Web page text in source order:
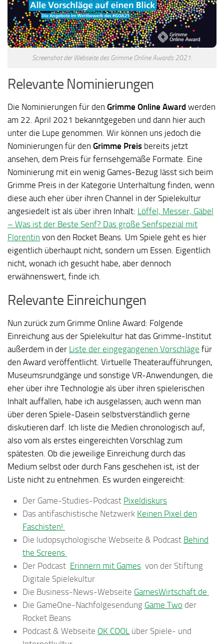
Screenshot der Webseite des Grimme Online Awards 2021.
Relevante Nominierungen
Die Nominierungen für den Grimme Online Award werden
am 22. April 2021 bekanntgegeben und dann hier auch
unter die Lupe genommen. Wir können uns jedoch die
Nominierungen für den Grimme Preis bereits jetzt
ansehen, dem Preis für fernsehgemäße Formate. Eine
Nominierung mit ein wenig Games-Bezug lässt sich beim
Grimme Preis in der Kategorie Unterhaltung finden, wenn
diese auch eher über ihren Channel in der Spielekultur
angesiedelt ist als über ihren Inhalt: Löffel, Messer, Gäbel
– Was ist der Beste Senf? Das große Senfspezial mit
Florentin von den Rocket Beans. Um Spiele geht es hier
eigentlich überhaupt nicht, sondern um Essen. Eigentlich
nicht, wonach ich gesucht habe, aber dennoch
erwähnenswert, finde ich.
Relevante Einreichungen
Nun zurück zum Grimme Online Award: Folgende
Einreichung aus der Spielekultur hat das Grimme-Institut
außerdem in der Liste der eingegangenen Vorschläge für
den Award veröffentlicht. Virtuelle Theateraufführungen,
Museumsrundgänge und sonstige VR-Anwendungen, die
eher über ihre Technologie als über ihren spielerischen
Inhalt auffallen, habe ich ausgelassen; auch wenn man
über deren Spiele-Dasein selbstverständlich gerne
diskutieren darf. Ich liste die Medien chronologisch auf,
also vom als erstes eingereichten Vorschlag zum
spätesten. Ob die jeweilige Einreichung durch das
Medium selbst oder durch Fans geschehen ist, ist der
Liste nicht zu entnehmen. Es wurden eingereicht:
Der Game-Studies-Podcast Pixeldiskurs
Das antifaschistische Netzwerk Keinen Pixel den
Faschisten!
Die ludopsychologische Webseite & Podcast Behind
the Screens
Der Podcast ‚ Erinnern mit Games ‚ von der Stiftung
Digitale Spielekultur
Die Business-News-Webseite GamesWirtschaft.de
Die GameOne-Nachfolgesendung Game Two der
Rocket Beans
Podcast & Webseite OK COOL über Spiele- und